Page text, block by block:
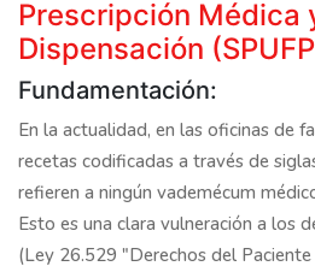
Prescripción Médica
Dispensación
Fundamentación:
En la actualidad, en las oficinas de
recetas codificadas a través de
refieren a ningún vademécum
Esto es una clara vulneración a los
(Ley 26.529 "Derechos del Paciente